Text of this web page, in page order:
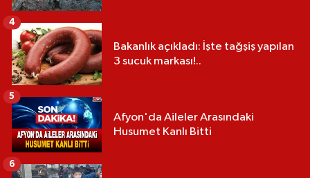
Bakanlık açıkladı: İşte tağşiş yapılan
3 sucuk markası!..
4
Afyon'da Aileler Arasındaki
Husumet Kanlı Bitti
5
6